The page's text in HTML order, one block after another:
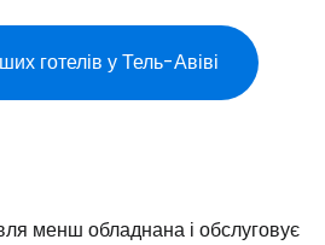
готелів у Тель-Авіві
менш обладнана і обслуговує